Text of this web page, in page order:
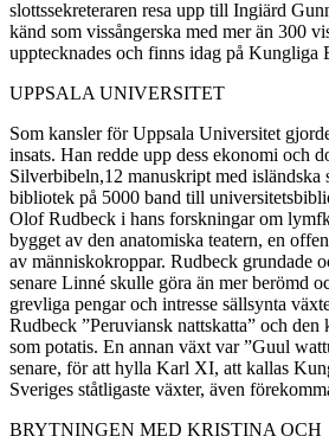
slottssekreteraren resa upp till Ingiärd
känd som vissångerska med mer än 300
upptecknades och finns idag på Kungliga
UPPSALA UNIVERSITET
Som kansler för Uppsala Universitet
insats. Han redde upp dess ekonomi och
Silverbibeln,12 manuskript med isländska
bibliotek på 5000 band till
Olof Rudbeck i hans forskningar om
bygget av den anatomiska teatern, en
av människokroppar. Rudbeck grundade
senare Linné skulle göra än mer berömd
grevliga pengar och intresse sällsynta
Rudbeck ”Peruviansk nattskatta” och den
som potatis. En annan växt var ”Guul
senare, för att hylla Karl XI, att kallas
Sveriges ståtligaste växter, även
BRYTNINGEN MED KRISTINA OCH